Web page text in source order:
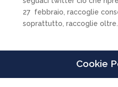
27 febbraio, raccoglie
soprattutto, raccoglie
Cookie